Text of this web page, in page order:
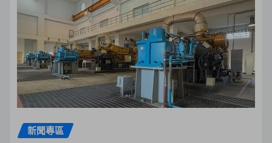
新聞專區